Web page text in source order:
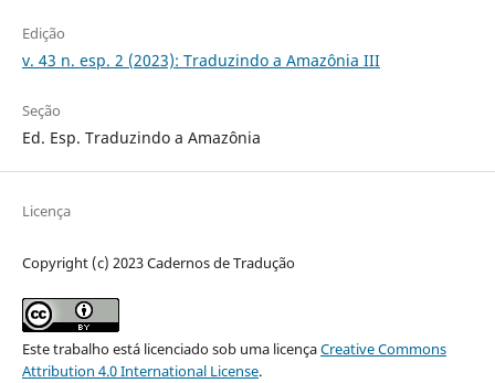
Edição
v. 43 n. esp. 2 (2023): Traduzindo a Amazônia III
Seção
Ed. Esp. Traduzindo a Amazônia
Licença
Copyright (c) 2023 Cadernos de Tradução
Este trabalho está licenciado sob uma licençaCreative Commons
Attribution 4.0 International License.